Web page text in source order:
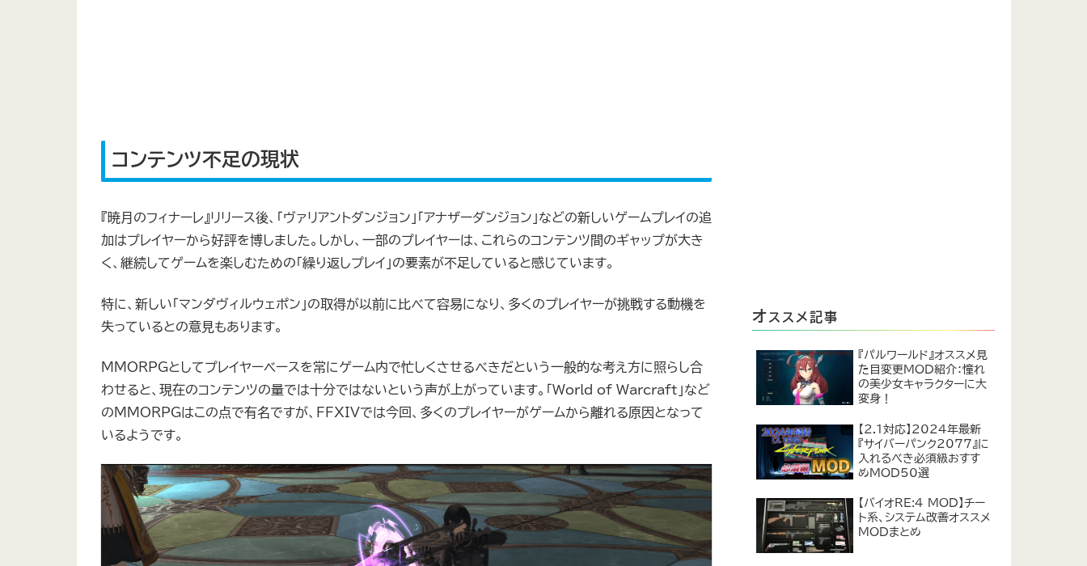
コンテンツ不足の現状
『暁月のフィナーレ』リリース後、「ヴァリアントダンジョン」「アナザーダンジョン」などの新しいゲームプレイの追
加はプレイヤーから好評を博しました。しかし、一部のプレイヤーは、これらのコンテンツ間のギャップが大き
く、継続してゲームを楽しむための「繰り返しプレイ」の要素が不足していると感じています。
特に、新しい「マンダヴィルウェポン」の取得が以前に比べて容易になり、多くのプレイヤーが挑戦する動機を
失っているとの意見もあります。
MMORPGとしてプレイヤーベースを常にゲーム内で忙しくさせるべきだという一般的な考え方に照らし合
わせると、現在のコンテンツの量では十分ではないという声が上がっています。「World of Warcraft」など
のMMORPGはこの点で有名ですが、FFXIVでは今回、多くのプレイヤーがゲームから離れる原因となって
いるようです。
オ ススメ記事
『パルワールド』オススメ見
た目変更MOD紹介：憧れ
の美少女キャラクターに大
変身！
【2.1対応】2024年最新
『サイバーパンク2077』に
入れるべき必須級おすす
めMOD50選
【バイオRE:4 MOD】チー
ト系、システム改善オススメ
MODまとめ